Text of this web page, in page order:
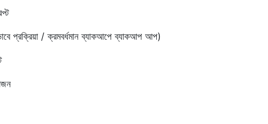
প্রক্রিয়া / ক্রমবর্ধমান ব্যাকআপে ব্যাকআপ আপ)